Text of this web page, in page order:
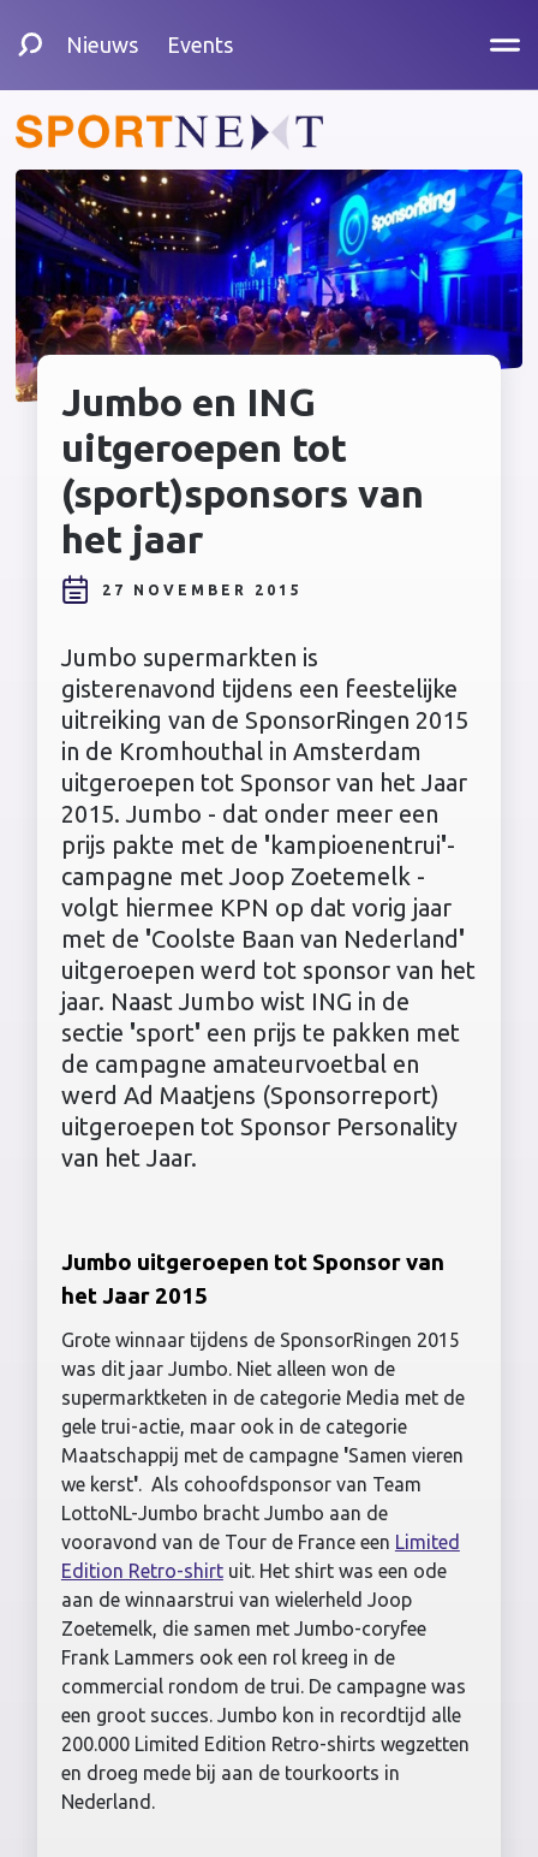
Nieuws Events
Jumbo en ING
uitgeroepen tot
(sport)sponsors van
het jaar
27 NOVEMBER 2015
Jumbo supermarkten is
gisterenavond tijdens een feestelijke
uitreiking van de SponsorRingen 2015
in de Kromhouthal in Amsterdam
uitgeroepen tot Sponsor van het Jaar
2015. Jumbo - dat onder meer een
prijs pakte met de 'kampioenentrui'-
campagne met Joop Zoetemelk -
volgt hiermee KPN op dat vorig jaar
met de 'Coolste Baan van Nederland'
uitgeroepen werd tot sponsor van het
jaar. Naast Jumbo wist ING in de
sectie 'sport' een prijs te pakken met
de campagne amateurvoetbal en
werd Ad Maatjens (Sponsorreport)
uitgeroepen tot Sponsor Personality
van het Jaar.
Jumbo uitgeroepen tot Sponsor van
het Jaar 2015
Grote winnaar tijdens de SponsorRingen 2015
was dit jaar Jumbo. Niet alleen won de
supermarktketen in de categorie Media met de
gele trui-actie, maar ook in de categorie
Maatschappij met de campagne 'Samen vieren
we kerst'. Als cohoofdsponsor van Team
LottoNL-Jumbo bracht Jumbo aan de
vooravond van de Tour de France een Limited
Edition Retro-shirtuit. Het shirt was een ode
aan de winnaarstrui van wielerheld Joop
Zoetemelk, die samen met Jumbo-coryfee
Frank Lammers ook een rol kreeg in de
commercial rondom de trui. De campagne was
een groot succes. Jumbo kon in recordtijd alle
200.000 Limited Edition Retro-shirts wegzetten
en droeg mede bij aan de tourkoorts in
Nederland.